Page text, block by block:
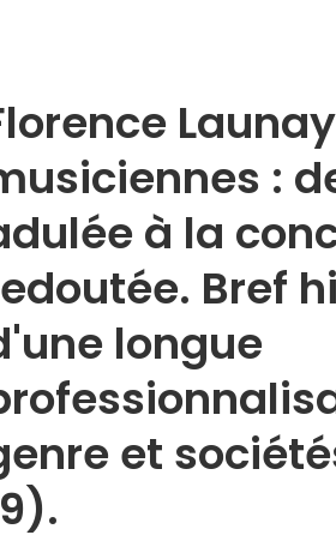
:
à la
Bref
longue
et